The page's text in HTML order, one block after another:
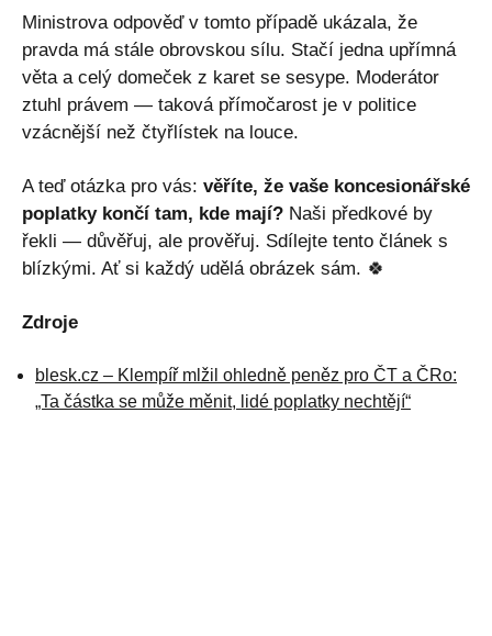
Ministrova odpověď v tomto případě ukázala, že
pravda má stále obrovskou sílu. Stačí jedna upřímná
věta a celý domeček z karet se sesype. Moderátor
ztuhl právem — taková přímočarost je v politice
vzácnější než čtyřlístek na louce.
A teď otázka pro vás: věříte, že vaše koncesionářské
poplatky končí tam, kde mají? Naši předkové by
řekli — důvěřuj, ale prověřuj. Sdílejte tento článek s
blízkými. Ať si každý udělá obrázek sám. 🍀
Zdroje
blesk.cz – Klempíř mlžil ohledně peněz pro ČT a ČRo:
„Ta částka se může měnit, lidé poplatky nechtějí“